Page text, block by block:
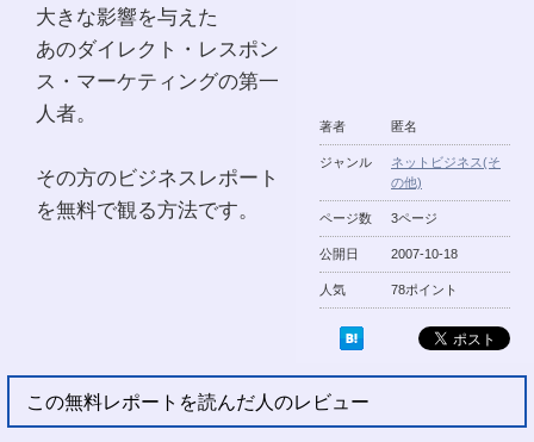
著者 匿名
ジャンル
ネットビジネス(そ
の他)
ページ数 3ページ
公開日 2007-10-18
人気 78ポイント
大きな影響を与えた
あのダイレクト・レスポン
ス・マーケティングの第一
人者。
その方のビジネスレポート
を無料で観る方法です。
この無料レポートを読んだ人のレビュー